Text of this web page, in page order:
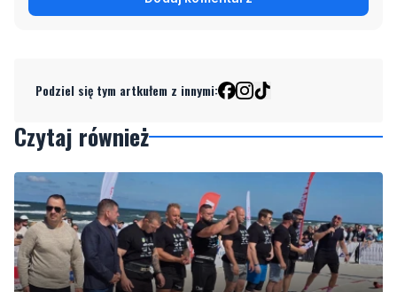
3
Nad morzem zmierzyli się najsilniejsi. Sportowe